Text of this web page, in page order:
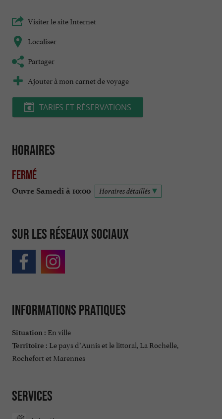
Visiter le site Internet
Localiser
Partager
Ajouter à mon carnet de voyage
TARIFS ET RÉSERVATIONS
Horaires
Fermé
Ouvre Samedi à 10:00 Horaires détaillés
Sur les réseaux sociaux
Informations pratiques
Situation : En ville
Territoire : Le pays d’Aunis et le littoral, La Rochelle,
Rochefort et Marennes
Services